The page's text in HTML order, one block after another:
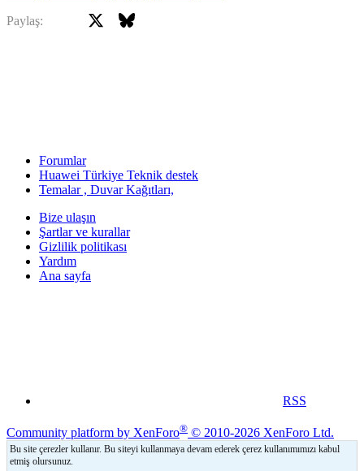
Paylaş: Bluesky
Forumlar
Huawei Türkiye Teknik destek
Temalar , Duvar Kağıtları,
Bize ulaşın
Şartlar ve kurallar
Gizlilik politikası
Yardım
Ana sayfa
RSS
Community platform by XenForo® © 2010-2026 XenForo Ltd.
Bu site çerezler kullanır. Bu siteyi kullanmaya devam ederek çerez kullanımımızı kabul
etmiş olursunuz.